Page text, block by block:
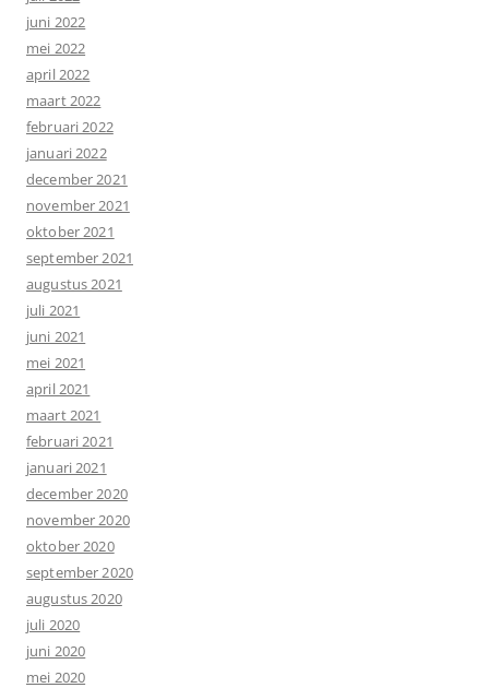
juni 2022
mei 2022
april 2022
maart 2022
februari 2022
januari 2022
december 2021
november 2021
oktober 2021
september 2021
augustus 2021
juli 2021
juni 2021
mei 2021
april 2021
maart 2021
februari 2021
januari 2021
december 2020
november 2020
oktober 2020
september 2020
augustus 2020
juli 2020
juni 2020
mei 2020